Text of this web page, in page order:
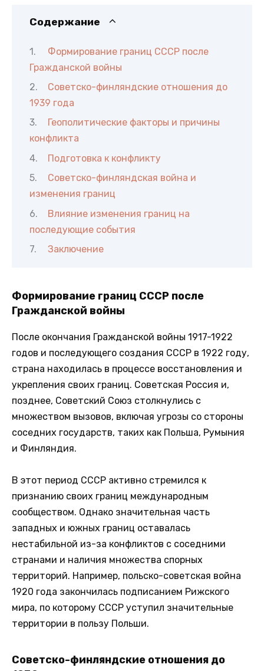
Содержание
Формирование границ СССР после
Гражданской войны
Советско-финляндские отношения до
1939 года
Геополитические факторы и причины
конфликта
Подготовка к конфликту
Советско-финляндская война и
изменения границ
Влияние изменения границ на
последующие события
Заключение
Формирование границ СССР после
Гражданской войны
После окончания Гражданской войны 1917-1922
годов и последующего создания СССР в 1922 году,
страна находилась в процессе восстановления и
укрепления своих границ. Советская Россия и,
позднее, Советский Союз столкнулись с
множеством вызовов, включая угрозы со стороны
соседних государств, таких как Польша, Румыния
и Финляндия.
В этот период СССР активно стремился к
признанию своих границ международным
сообществом. Однако значительная часть
западных и южных границ оставалась
нестабильной из-за конфликтов с соседними
странами и наличия множества спорных
территорий. Например, польско-советская война
1920 года закончилась подписанием Рижского
мира, по которому СССР уступил значительные
территории в пользу Польши.
Советско-финляндские отношения до